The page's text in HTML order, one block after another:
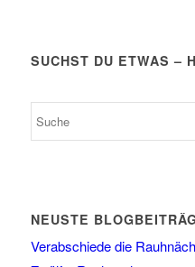
SUCHST DU ETWAS –
NEUSTE
Verabschiede die